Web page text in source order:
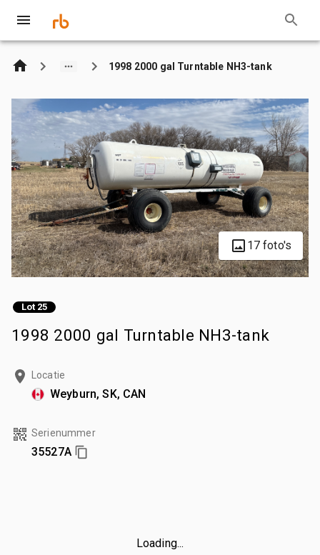
1998 2000 gal Turntable NH3-tank
17 foto's
Lot 25
1998 2000 gal Turntable NH3-tank
Locatie
Weyburn, SK, CAN
Serienummer
35527A
Loading...